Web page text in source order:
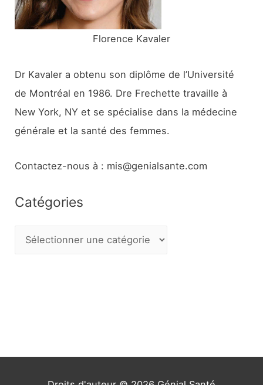
:
Florence Kavaler
Dr Kavaler a obtenu son diplôme de l’Université
de Montréal en 1986. Dre Frechette travaille à
New York, NY et se spécialise dans la médecine
générale et la santé des femmes.
Contactez-nous à : mis@genialsante.com
Catégories